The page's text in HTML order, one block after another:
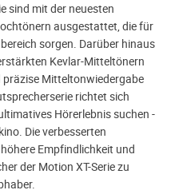
sind mit der neuesten
ausgestattet, die für
sorgen. Darüber hinaus
Kevlar-Mitteltönern
Mitteltonwiedergabe
richtet sich
Hörerlebnis suchen -
Die verbesserten
Empfindlichkeit und
der Motion XT-Serie zu